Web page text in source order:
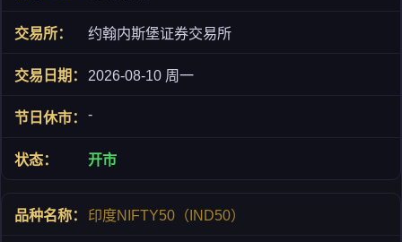
约翰内斯堡证券交易所
2026-08-10 周一
-
开市
印度NIFTY50（IND50）